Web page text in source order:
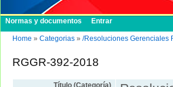
Normas y documentos Entrar
Home » Categorias » /Resoluciones Gerenciales
RGGR-392-2018
Título (Categoría)